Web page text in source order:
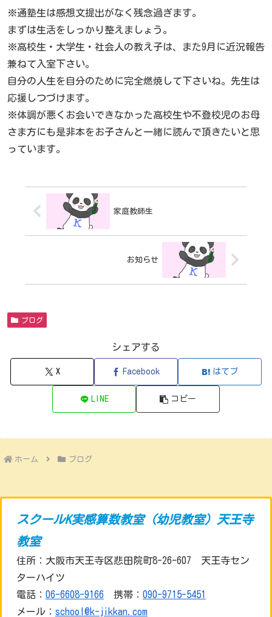
※通塾生は感想文提出がなく残念過ぎます。
まずは生活をしっかり整えましょう。
※高校生・大学生・社会人の教え子は、また9月に近況報告
兼ねて入室下さい。
自分の人生を自分のために完全燃焼して下さいね。先生は
応援しつづけます。
※体調が悪くお会いできなかった高校生や不登校児のお母
さま方にも是非本をお子さんと一緒に読んで頂きたいと思
っています。
家庭教師生
お知らせ
ブログ
シェアする
X Facebook はてブ
LINE コピー
ホーム ブログ
スクールK実感算数教室（幼児教室）天王寺
教室
住所：大阪市天王寺区悲田院町8-26-607 天王寺セン
ターハイツ
電話： 06-6608-9166 携帯： 090-9715-5451
メール： school@k-jikkan.com